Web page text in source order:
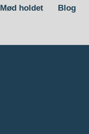
Mød holdet
Blog